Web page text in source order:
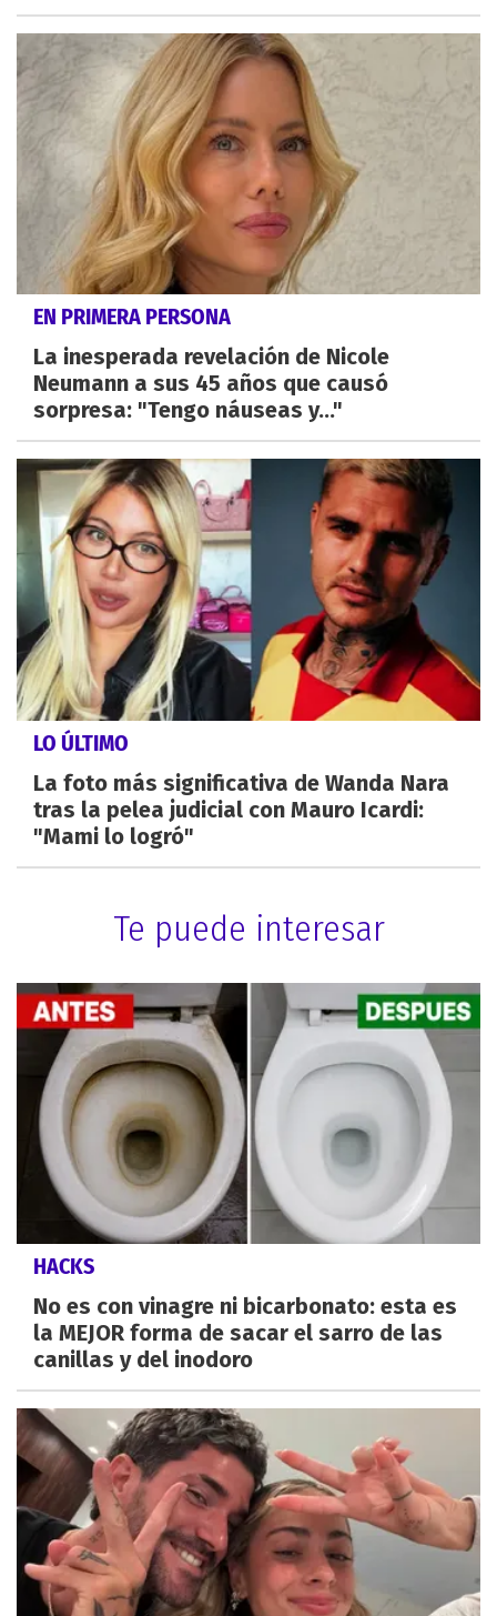
EN PRIMERA PERSONA
La inesperada revelación de Nicole
Neumann a sus 45 años que causó
sorpresa: "Tengo náuseas y..."
LO ÚLTIMO
La foto más significativa de Wanda Nara
tras la pelea judicial con Mauro Icardi:
"Mami lo logró"
Te puede interesar
HACKS
No es con vinagre ni bicarbonato: esta es
la MEJOR forma de sacar el sarro de las
canillas y del inodoro